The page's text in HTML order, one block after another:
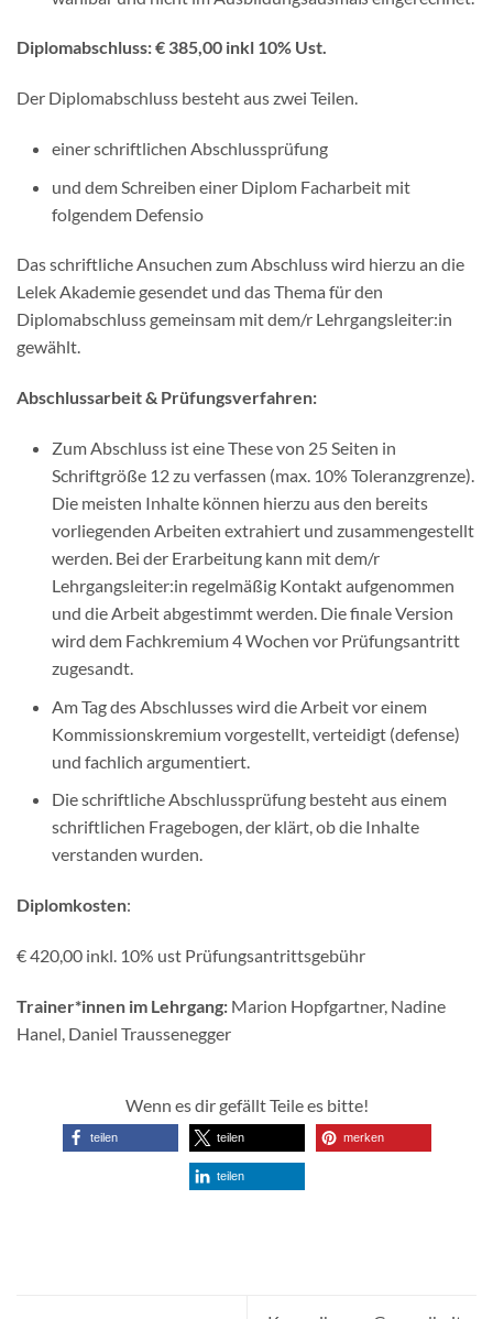
Diplomabschluss: € 385,00 inkl 10% Ust.
Der Diplomabschluss besteht aus zwei Teilen.
einer schriftlichen Abschlussprüfung
und dem Schreiben einer Diplom Facharbeit mit
folgendem Defensio
Das schriftliche Ansuchen zum Abschluss wird hierzu an die
Lelek Akademie gesendet und das Thema für den
Diplomabschluss gemeinsam mit dem/r Lehrgangsleiter:in
gewählt.
Abschlussarbeit & Prüfungsverfahren:
Zum Abschluss ist eine These von 25 Seiten in
Schriftgröße 12 zu verfassen (max. 10% Toleranzgrenze).
Die meisten Inhalte können hierzu aus den bereits
vorliegenden Arbeiten extrahiert und zusammengestellt
werden. Bei der Erarbeitung kann mit dem/r
Lehrgangsleiter:in regelmäßig Kontakt aufgenommen
und die Arbeit abgestimmt werden. Die finale Version
wird dem Fachkremium 4 Wochen vor Prüfungsantritt
zugesandt.
Am Tag des Abschlusses wird die Arbeit vor einem
Kommissionskremium vorgestellt, verteidigt (defense)
und fachlich argumentiert.
Die schriftliche Abschlussprüfung besteht aus einem
schriftlichen Fragebogen, der klärt, ob die Inhalte
verstanden wurden.
Diplomkosten:
€ 420,00 inkl. 10% ust Prüfungsantrittsgebühr
Trainer*innen im Lehrgang: Marion Hopfgartner, Nadine
Hanel, Daniel Traussenegger
Wenn es dir gefällt Teile es bitte!
teilen teilen merken
teilen